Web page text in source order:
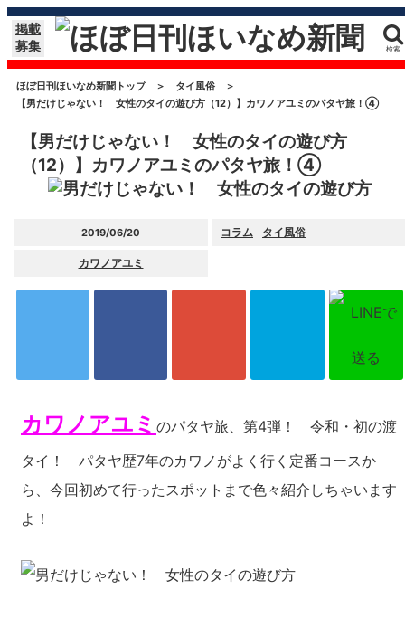
掲載
募集
検索
ほぼ日刊ほいなめ新聞トップ ＞ タイ風俗
＞
【男だけじゃない！ 女性のタイの遊び方（12）】カワノアユミのパタヤ旅！④
【男だけじゃない！ 女性のタイの遊び方
（12）】カワノアユミのパタヤ旅！④
2019/06/20 コラム タイ風俗
カワノアユミ
カワノアユミ のパタヤ旅、第4弾！ 令和・初の渡
タイ！ パタヤ歴7年のカワノがよく行く定番コースか
ら、今回初めて行ったスポットまで色々紹介しちゃいます
よ！